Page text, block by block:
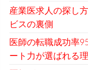
産業医求人の探し
ビスの裏側
医師の転職成功率
ート力が選ばれる